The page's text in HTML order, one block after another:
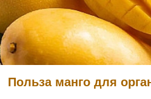
Польза манго для